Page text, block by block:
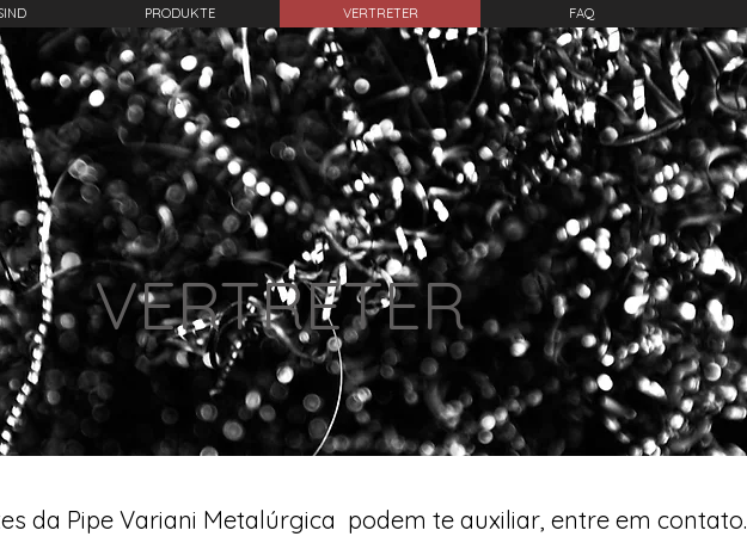
PRODUKTE VERTRETER FAQ
VERTRETER
da Pipe Variani Metalúrgica podem te auxiliar, entre em contato.